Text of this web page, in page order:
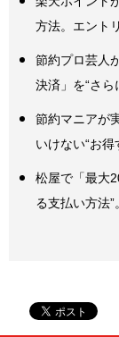
方法。エント
節約プロ芸人
決済」を“さ
節約マニアが
いけない“お得
松屋で「最大
る支払い方法